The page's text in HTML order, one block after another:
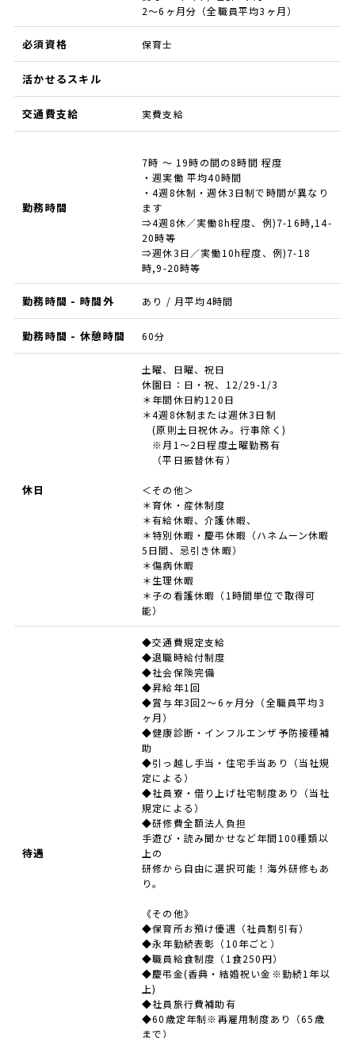
2～6ヶ月分（全職員平均3ヶ月）
必須資格 保育士
活かせるスキル
交通費支給 実費支給
勤務時間
7時 ～ 19時の間の8時間 程度
・週実働 平均40時間
・4週8休制・週休3日制で時間が異なり
ます
⇒4週8休／実働8h程度、例)7-16時,14-
20時等
⇒週休3日／実働10h程度、例)7-18
時,9-20時等
勤務時間 - 時間外 あり / 月平均4時間
勤務時間 - 休憩時間 60分
休日
土曜、日曜、祝日
休園日：日・祝、12/29-1/3
＊年間休日約120日
＊4週8休制または週休3日制
(原則土日祝休み。行事除く)
※月1～2日程度土曜勤務有
（平日振替休有）
＜その他＞
＊育休・産休制度
＊有給休暇、介護休暇、
＊特別休暇・慶弔休暇（ハネムーン休暇
5日間、忌引き休暇）
＊傷病休暇
＊生理休暇
＊子の看護休暇（1時間単位で取得可
能）
待遇
◆交通費規定支給
◆退職時給付制度
◆社会保険完備
◆昇給年1回
◆賞与年3回2～6ヶ月分（全職員平均3
ヶ月）
◆健康診断・インフルエンザ予防接種補
助
◆引っ越し手当・住宅手当あり（当社規
定による）
◆社員寮・借り上げ社宅制度あり（当社
規定による）
◆研修費全額法人負担
手遊び・読み聞かせなど年間100種類以
上の
研修から自由に選択可能！海外研修もあ
り。
《その他》
◆保育所お預け優遇（社員割引有）
◆永年勤続表彰（10年ごと）
◆職員給食制度（1食250円）
◆慶弔金(香典・結婚祝い金※勤続1年以
上)
◆社員旅行費補助有
◆60歳定年制※再雇用制度あり（65歳
まで）